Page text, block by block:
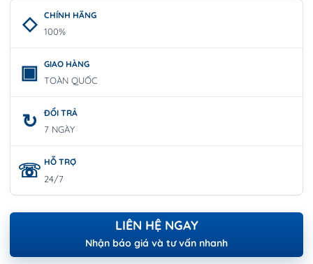
CHÍNH HÃNG
100%
GIAO HÀNG
TOÀN QUỐC
ĐỔI TRẢ
7 NGÀY
HỖ TRỢ
24/7
LIÊN HỆ NGAY
Nhận báo giá và tư vấn nhanh